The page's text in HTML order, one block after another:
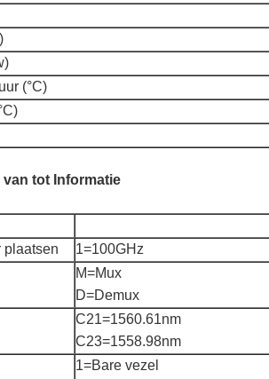
(°C)
tot Informatie
plaatsen
1=100GHz
M=Mux
D=Demux
C21=1560.61nm
C23=1558.98nm
1=Bare vezel